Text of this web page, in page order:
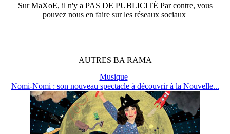
SurMaXoE, il n'y a PAS DE PUBLICITÉ Par contre, vous
pouvez nous en faire sur les réseaux sociaux
AUTRES BA RAMA
Musique
Nomi-Nomi : son nouveau spectacle à découvrir à la Nouvelle...